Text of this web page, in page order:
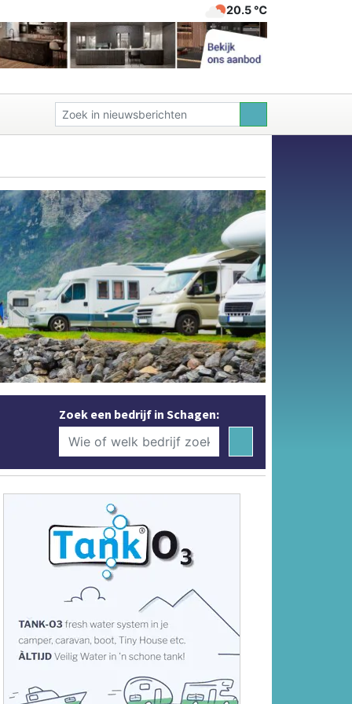
20.5 ℃
Zoek een bedrijf in Schagen: